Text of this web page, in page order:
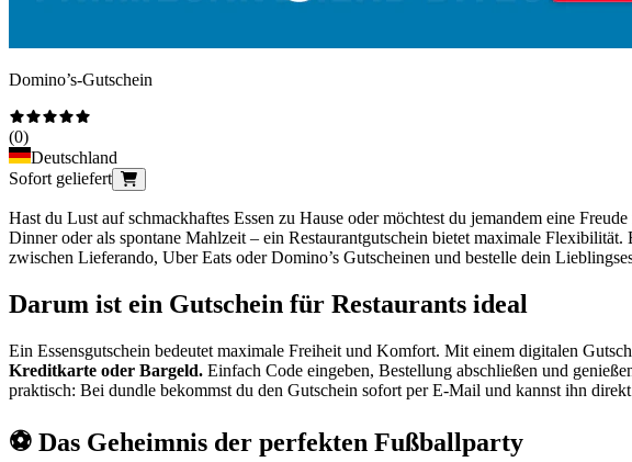
Domino’s-Gutschein
(0)
Deutschland
Sofort geliefert
Hast du Lust auf schmackhaftes Essen zu Hause oder möchtest du jemandem eine
Dinner oder als spontane Mahlzeit – ein Restaurantgutschein bietet maximale Flexibilität.
zwischen Lieferando, Uber Eats oder Domino’s Gutscheinen und bestelle dein
Darum ist ein Gutschein für Restaurants ideal
Ein Essensgutschein bedeutet maximale Freiheit und Komfort. Mit einem digitalen
Kreditkarte oder Bargeld. Einfach Code eingeben, Bestellung abschließen und
praktisch: Bei dundle bekommst du den Gutschein sofort per E-Mail und kannst ihn
⚽ Das Geheimnis der perfekten Fußballparty